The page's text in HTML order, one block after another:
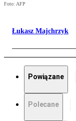
Foto: AFP
Łukasz Majchrzyk
Powiązane
Polecane